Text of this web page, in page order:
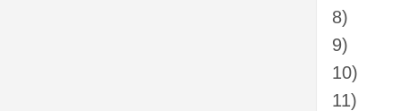
8)
9)
10)
11)